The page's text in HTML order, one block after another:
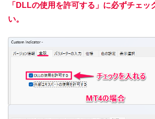
「DLLの使用を許可する」に必ずチェッ
い。